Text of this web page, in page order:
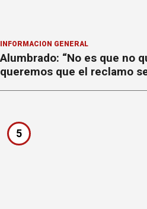
INFORMACION GENERAL
Alumbrado: “No es que no
queremos que el reclamo
5